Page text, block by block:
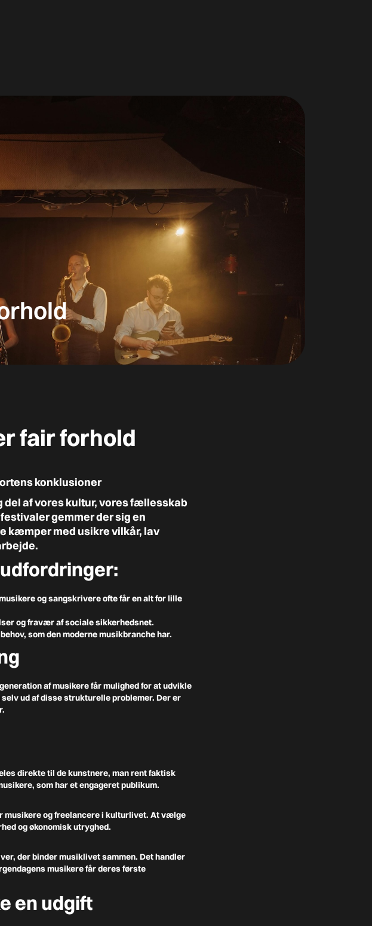
fair forhold
konklusioner
del af vores kultur, vores fællesskab
gemmer der sig en
kæmper med usikre vilkår, lav
og sangskrivere ofte får en alt for lille
og fravær af sociale sikkerhedsnet.
som den moderne musikbranche har.
af musikere får mulighed for at udvikle
ud af disse strukturelle problemer. Der er
direkte til de kunstnere, man rent faktisk
som har et engageret publikum.
musikere og freelancere i kulturlivet. At vælge
og økonomisk utryghed.
der binder musiklivet sammen. Det handler
musikere får deres første
en udgift